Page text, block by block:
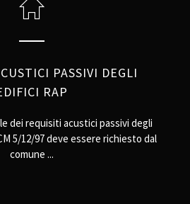
PASSIVI DEGLI
RAP
dei requisiti acustici passivi degli
5/12/97 deve essere richiesto dal
comune ...